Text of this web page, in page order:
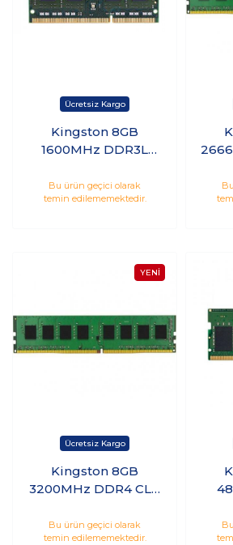
Kingston 8GB
1600MHz DDR3L
KVR16LS11/8WP
Bu ürün geçici olarak
temin edilememektedir.
Kingston 8GB
3200MHz DDR4 CL11
KVR32N22S8/8
Bu ürün geçici olarak
temin edilememektedir.